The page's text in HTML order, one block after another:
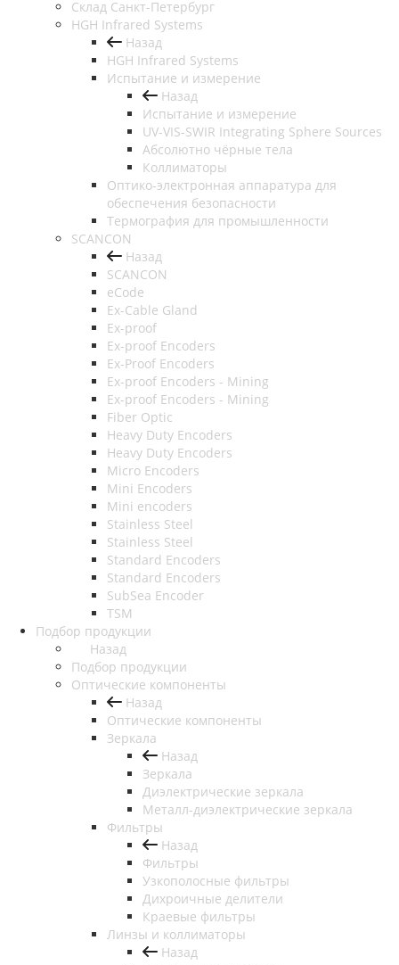
Cклад Санкт-Петербург
HGH Infrared Systems
Назад
HGH Infrared Systems
Испытание и измерение
Назад
Испытание и измерение
UV-VIS-SWIR Integrating Sphere Sources
Абсолютно чёрные тела
Коллиматоры
Оптико-электронная аппаратура для
обеспечения безопасности
Термография для промышленности
SCANCON
Назад
SCANCON
eCode
Ex-Cable Gland
Ex-proof
Ex-proof Encoders
Ex-Proof Encoders
Ex-proof Encoders - Mining
Ex-proof Encoders - Mining
Fiber Optic
Heavy Duty Encoders
Heavy Duty Encoders
Micro Encoders
Mini Encoders
Mini encoders
Stainless Steel
Stainless Steel
Standard Encoders
Standard Encoders
SubSea Encoder
TSM
Подбор продукции
Назад
Подбор продукции
Оптические компоненты
Назад
Оптические компоненты
Зеркала
Назад
Зеркала
Диэлектрические зеркала
Металл-диэлектрические зеркала
Фильтры
Назад
Фильтры
Узкополосные фильтры
Дихроичные делители
Краевые фильтры
Линзы и коллиматоры
Назад